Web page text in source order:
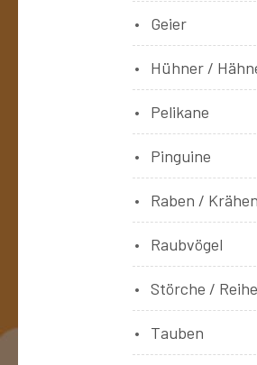
Geier
Hühner /
Pelikane
Pinguine
Raben / Krähen
Raubvögel
Störche /
Tauben